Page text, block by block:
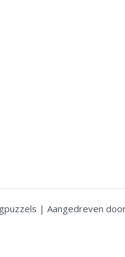
| Aangedreven